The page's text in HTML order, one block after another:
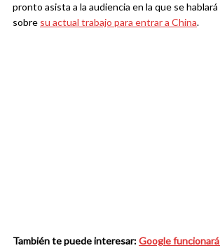
pronto asista a la audiencia en la que se
sobre su actual trabajo para entrar a China.
También te puede interesar:Google